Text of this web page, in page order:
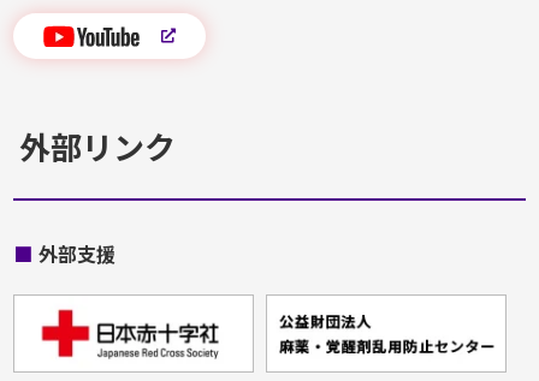
外部リンク
■ 外部支援